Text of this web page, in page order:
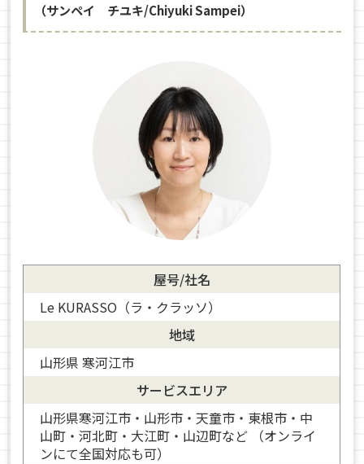
（サンペイ チユキ/Chiyuki Sampei）
屋号/社名
Le KURASSO（ラ・クラッソ）
地域
山形県 寒河江市
サービスエリア
山形県寒河江市・山形市・天童市・東根市・中
山町・河北町・大江町・山辺町など （オンライ
ンにて全国対応も可）